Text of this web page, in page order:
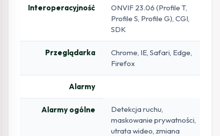
Interoperacyjność
ONVIF 23.06 (Profile T,
Profile S, Profile G), CGI,
SDK
Przeglądarka
Chrome, IE, Safari, Edge,
Firefox
Alarmy
Alarmy ogólne
Detekcja ruchu,
maskowanie prywatności,
utrata wideo, zmiana